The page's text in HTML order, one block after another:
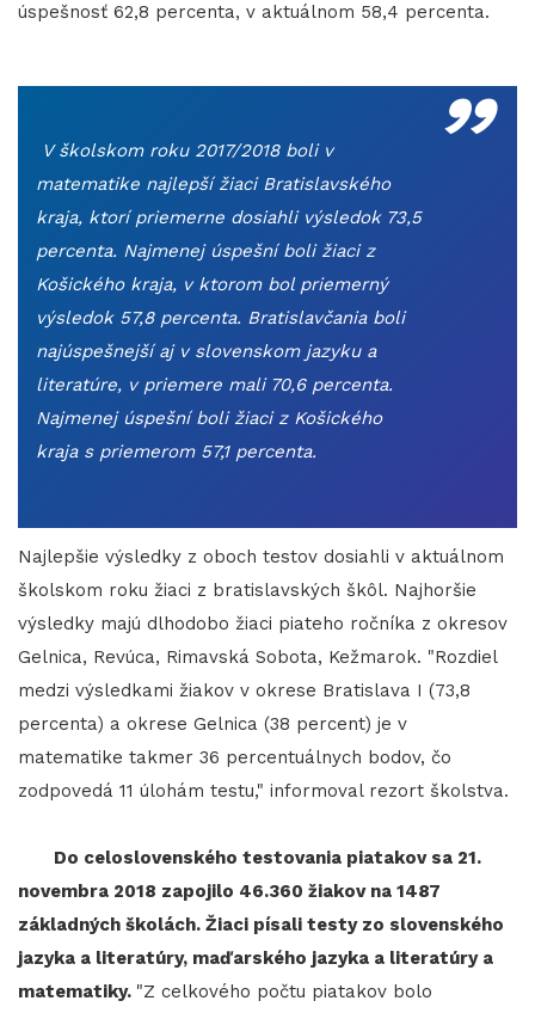
úspešnosť 62,8 percenta, v aktuálnom 58,4 percenta.
„
V školskom roku 2017/2018 boli v
matematike najlepší žiaci Bratislavského
kraja, ktorí priemerne dosiahli výsledok 73,5
percenta. Najmenej úspešní boli žiaci z
Košického kraja, v ktorom bol priemerný
výsledok 57,8 percenta. Bratislavčania boli
najúspešnejší aj v slovenskom jazyku a
literatúre, v priemere mali 70,6 percenta.
Najmenej úspešní boli žiaci z Košického
kraja s priemerom 57,1 percenta.
Najlepšie výsledky z oboch testov dosiahli v aktuálnom
školskom roku žiaci z bratislavských škôl. Najhoršie
výsledky majú dlhodobo žiaci piateho ročníka z okresov
Gelnica, Revúca, Rimavská Sobota, Kežmarok. "Rozdiel
medzi výsledkami žiakov v okrese Bratislava I (73,8
percenta) a okrese Gelnica (38 percent) je v
matematike takmer 36 percentuálnych bodov, čo
zodpovedá 11 úlohám testu," informoval rezort školstva.
Do celoslovenského testovania piatakov sa 21.
novembra 2018 zapojilo 46.360 žiakov na 1487
základných školách. Žiaci písali testy zo slovenského
jazyka a literatúry, maďarského jazyka a literatúry a
matematiky. "Z celkového počtu piatakov bolo